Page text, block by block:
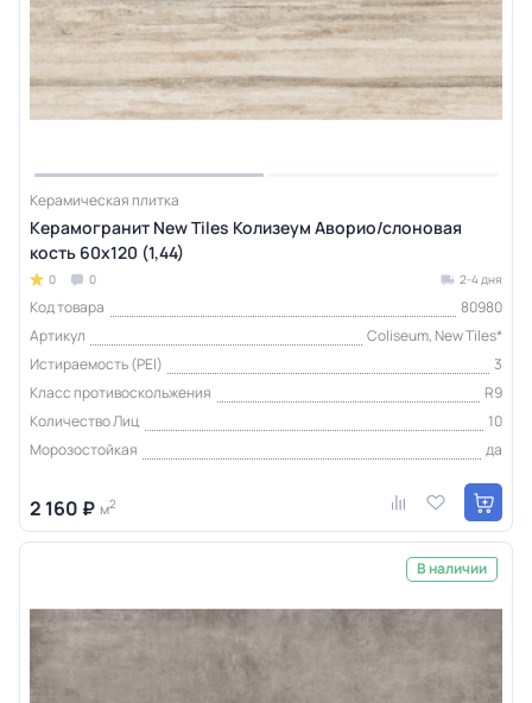
Керамическая плитка
Керамогранит New Tiles Колизеум Аворио/слоновая
кость 60x120 (1,44)
0 0 2-4 дня
Код товара
80980
Артикул
Coliseum, New Tiles*
Истираемость (PEI)
3
Класс противоскольжения
R9
Количество Лиц
10
Морозостойкая
да
2 160 ₽ м2
В наличии